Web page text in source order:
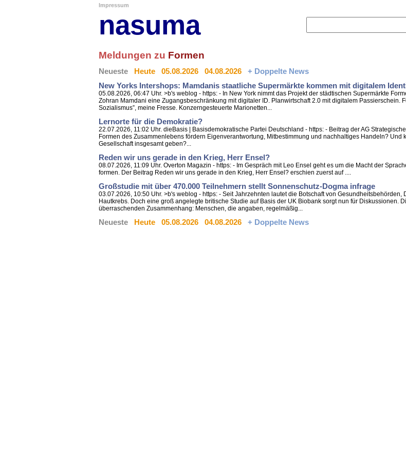
Impressum
nasuma
Meldungen zu Formen
Neueste Heute 05.08.2026 04.08.2026
+ Doppelte News
New Yorks Intershops: Mamdanis staatliche Supermärkte kommen mit digitalem
05.08.2026, 06:47 Uhr. >b's weblog - https: - In New York nimmt das Projekt der städtischen Supermärkte
Zohran Mamdani eine Zugangsbeschränkung mit digitaler ID. Planwirtschaft 2.0 mit digitalem Passierschein.
Sozialismus”, meine Fresse. Konzerngesteuerte Marionetten...
Lernorte für die Demokratie?
22.07.2026, 11:02 Uhr. dieBasis | Basisdemokratische Partei Deutschland - https: - Beitrag der AG
Formen des Zusammenlebens fördern Eigenverantwortung, Mitbestimmung und nachhaltiges Handeln?
Gesellschaft insgesamt geben?...
Reden wir uns gerade in den Krieg, Herr Ensel?
08.07.2026, 11:09 Uhr. Overton Magazin - https: - Im Gespräch mit Leo Ensel geht es um die Macht der
formen. Der Beitrag Reden wir uns gerade in den Krieg, Herr Ensel? erschien zuerst auf ....
Großstudie mit über 470.000 Teilnehmern stellt Sonnenschutz-Dogma infrage
03.07.2026, 10:50 Uhr. >b's weblog - https: - Seit Jahrzehnten lautet die Botschaft von
Hautkrebs. Doch eine groß angelegte britische Studie auf Basis der UK Biobank sorgt nun für Diskussionen.
überraschenden Zusammenhang: Menschen, die angaben, regelmäßig...
Neueste Heute 05.08.2026 04.08.2026 + Doppelte News